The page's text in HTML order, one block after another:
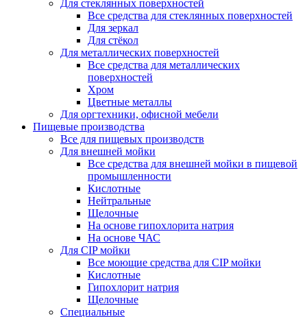
Для стеклянных поверхностей
Все средства для стеклянных поверхностей
Для зеркал
Для стёкол
Для металлических поверхностей
Все средства для металлических
поверхностей
Хром
Цветные металлы
Для оргтехники, офисной мебели
Пищевые производства
Все для пищевых производств
Для внешней мойки
Все средства для внешней мойки в пищевой
промышленности
Кислотные
Нейтральные
Щелочные
На основе гипохлорита натрия
На основе ЧАС
Для CIP мойки
Все моющие средства для CIP мойки
Кислотные
Гипохлорит натрия
Щелочные
Специальные